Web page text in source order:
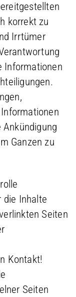
korrekt zu
Irrtümer
Informationen
Ganzen zu
die Inhalte
Seiten
Kontakt!
Seiten